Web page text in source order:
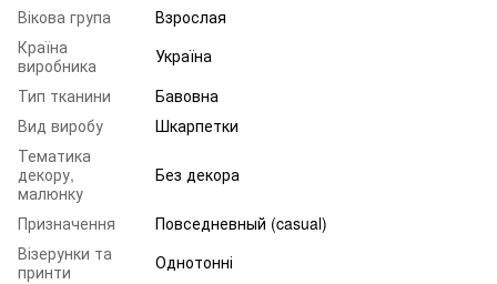
Вікова група
Взрослая
Країна
виробника
Україна
Тип тканини
Бавовна
Вид виробу
Шкарпетки
Тематика
декору,
малюнку
Без декора
Призначення
Повседневный (casual)
Візерунки та
принти
Однотонні